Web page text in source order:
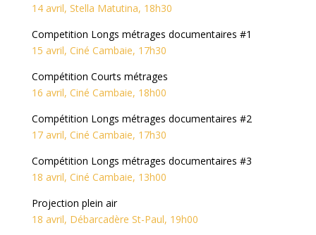
14 avril, Stella Matutina, 18h30
Competition Longs métrages documentaires #1
15 avril, Ciné Cambaie, 17h30
Compétition Courts métrages
16 avril, Ciné Cambaie, 18h00
Compétition Longs métrages documentaires #2
17 avril, Ciné Cambaie, 17h30
Compétition Longs métrages documentaires #3
18 avril, Ciné Cambaie, 13h00
Projection plein air
18 avril, Débarcadère St-Paul, 19h00